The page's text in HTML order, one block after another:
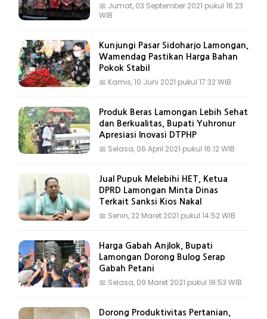
📅 Jumat, 03 September 2021 pukul 16:23
WIB
Kunjungi Pasar Sidoharjo Lamongan,
Wamendag Pastikan Harga Bahan
Pokok Stabil
📅 Kamis, 10 Juni 2021 pukul 17:32 WIB
Produk Beras Lamongan Lebih Sehat
dan Berkualitas, Bupati Yuhronur
Apresiasi Inovasi DTPHP
📅 Selasa, 06 April 2021 pukul 16:12 WIB
Jual Pupuk Melebihi HET, Ketua
DPRD Lamongan Minta Dinas
Terkait Sanksi Kios Nakal
📅 Senin, 22 Maret 2021 pukul 14:52 WIB
Harga Gabah Anjlok, Bupati
Lamongan Dorong Bulog Serap
Gabah Petani
📅 Selasa, 09 Maret 2021 pukul 18:53 WIB
Dorong Produktivitas Pertanian,